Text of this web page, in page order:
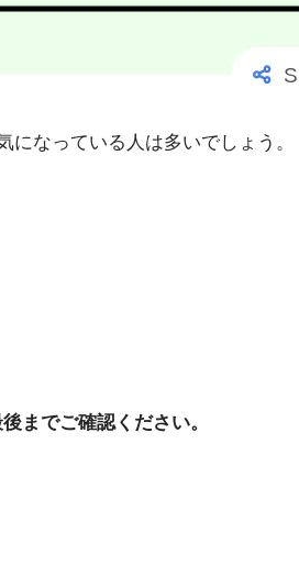
なっている人は多いでしょう。
までご確認ください。